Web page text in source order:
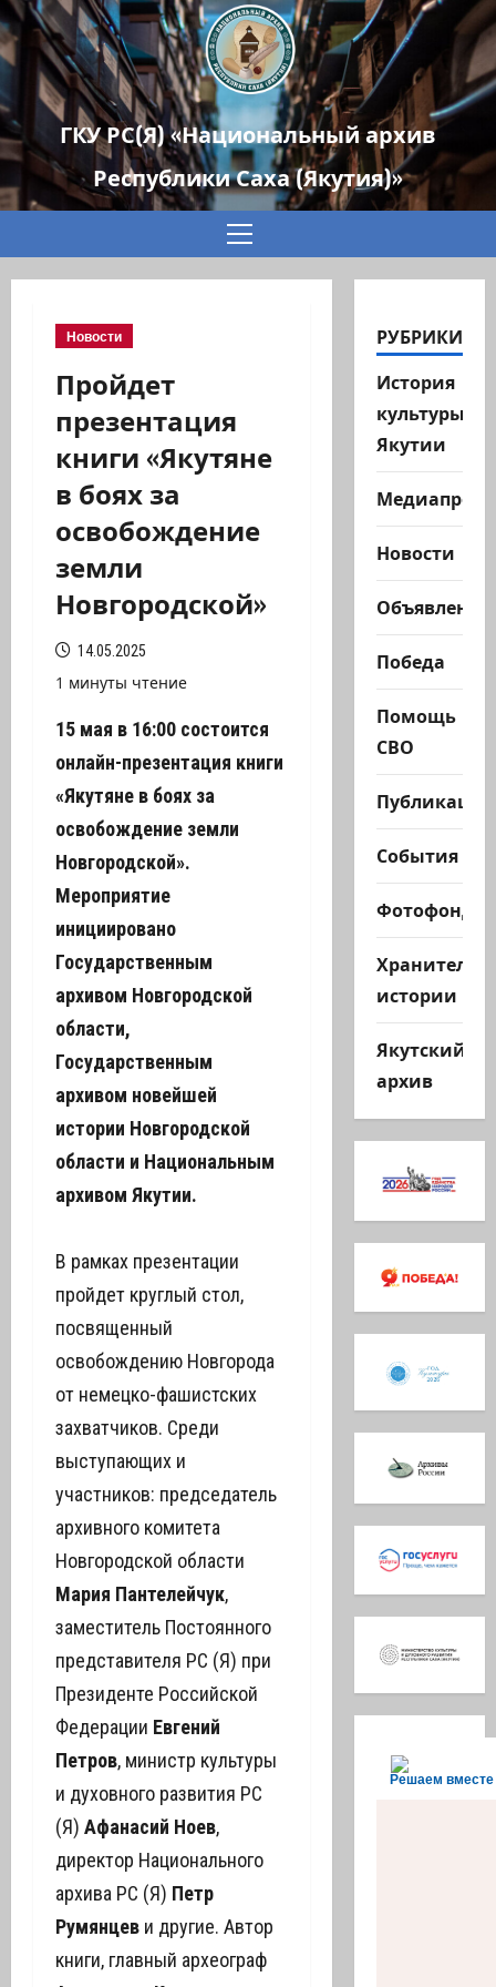
ГКУ РС(Я) «Национальный архив
Республики Саха (Якутия)»
Основное
Новости
Пройдет
презентация
книги «Якутяне
в боях за
освобождение
земли
Новгородской»
14.05.2025
1 минуты чтение
15 мая в 16:00 состоится
онлайн-презентация книги
«Якутяне в боях за
освобождение земли
Новгородской».
Мероприятие
инициировано
Государственным
архивом Новгородской
области,
Государственным
архивом новейшей
истории Новгородской
области и Национальным
архивом Якутии.
В рамках презентации
пройдет круглый стол,
посвященный
освобождению Новгорода
от немецко-фашистских
захватчиков. Среди
выступающих и
участников: председатель
архивного комитета
Новгородской области
Мария Пантелейчук,
заместитель Постоянного
представителя РС (Я) при
Президенте Российской
Федерации Евгений
Петров, министр культуры
и духовного развития РС
(Я) Афанасий Ноев,
директор Национального
архива РС (Я) Петр
Румянцев и другие. Автор
книги, главный археограф
РУБРИКИ
История
культуры
Якутии
Новости
Объявления
Победа
Помощь
СВО
Публикации
События
Фотофонд
Хранители
истории
Якутский
архив
Решаем вместе